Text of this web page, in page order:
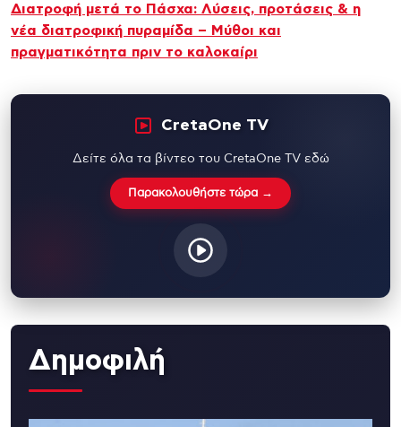
Διατροφή μετά το Πάσχα: Λύσεις, προτάσεις & η
νέα διατροφική πυραμίδα – Μύθοι και
πραγματικότητα πριν το καλοκαίρι
CretaOne TV
Δείτε όλα τα βίντεο του CretaOne TV εδώ
Παρακολουθήστε τώρα →
Δημοφιλή